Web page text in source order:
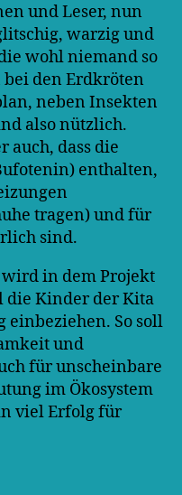
und Leser, nun
warzig und
wohl niemand so
bei den Erdkröten
neben Insekten
also nützlich.
auch, dass die
enthalten,
tragen) und für
sind.
in dem Projekt
die Kinder der Kita
So soll
und
für unscheinbare
im Ökosystem
viel Erfolg für